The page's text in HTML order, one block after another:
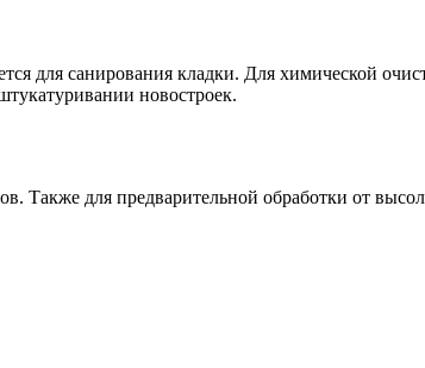
для санирования кладки. Для химической
новостроек.
Также для предварительной обработки от